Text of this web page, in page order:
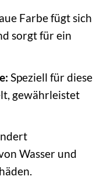
Farbe fügt sich
sorgt für ein
Speziell für diese
gewährleistet
Wasser und